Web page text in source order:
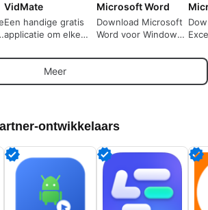
VidMate
Een handige gratis
applicatie om elke
downloaden.
Microsoft Word
Download Microsoft
Word voor Windows:
tekstverwerker is
Meer
ontwikkelaars